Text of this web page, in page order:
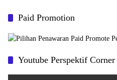
Paid Promotion
Youtube Perspektif Corner